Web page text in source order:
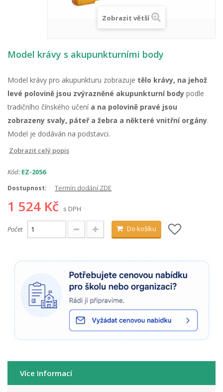
Zobrazit větší
Model krávy s akupunkturními body
Model krávy pro akupunkturu zobrazuje tělo krávy, na jehož
levé polovině jsou zvýrazněné akupunkturní body podle
tradičního čínského učení a na polovině pravé jsou
zobrazeny svaly, páteř a žebra a některé vnitřní orgány.
Model je dodáván na podstavci.
Zobrazit celý popis
Kód: EZ-2056
Dostupnost: Termín dodání ZDE
1 524 Kč s DPH
Počet Do košíku
Více Informací